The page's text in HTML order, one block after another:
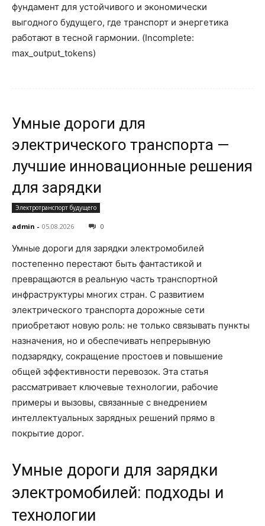
фундамент для устойчивого и экономически
выгодного будущего, где транспорт и энергетика
работают в тесной гармонии. (Incomplete:
max_output_tokens)
Умные дороги для
электрического транспорта —
лучшие инновационные решения
для зарядки
Электротранспорт будущего
admin - 05.08.2026 0
Умные дороги для зарядки электромобилей
постепенно перестают быть фантастикой и
превращаются в реальную часть транспортной
инфраструктуры многих стран. С развитием
электрического транспорта дорожные сети
приобретают новую роль: не только связывать пункты
назначения, но и обеспечивать непрерывную
подзарядку, сокращение простоев и повышение
общей эффективности перевозок. Эта статья
рассматривает ключевые технологии, рабочие
примеры и вызовы, связанные с внедрением
интеллектуальных зарядных решений прямо в
покрытие дорог.
Умные дороги для зарядки
электромобилей: подходы и
технологии